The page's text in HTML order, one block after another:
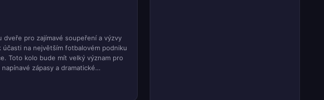
pro zajímavé soupeření a výzvy
na největším fotbalovém podniku
Toto kolo bude mít velký význam pro
zápasy a dramatické